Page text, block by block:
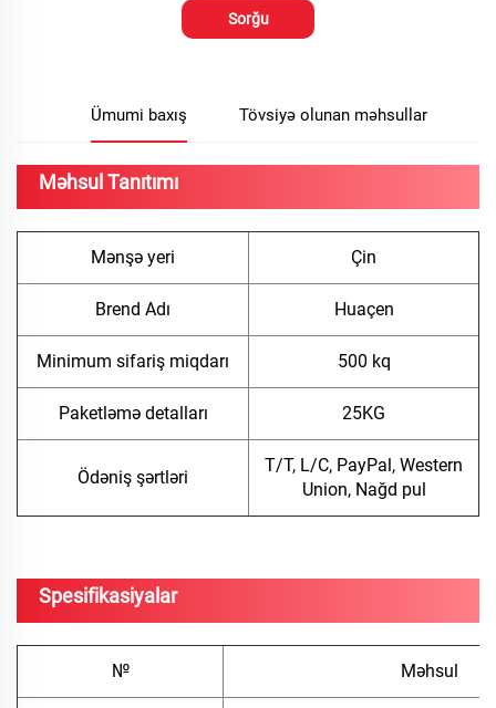
Sorğu
Ümumi baxış Tövsiyə olunan məhsullar
Məhsul Tanıtımı
Mənşə yeri Çin
Brend Adı Huaçen
Minimum sifariş miqdarı 500 kq
Paketləmə detalları 25KG
Ödəniş şərtləri
T/T, L/C, PayPal, Western
Union, Nağd pul
Spesifikasiyalar
№ Məhsul